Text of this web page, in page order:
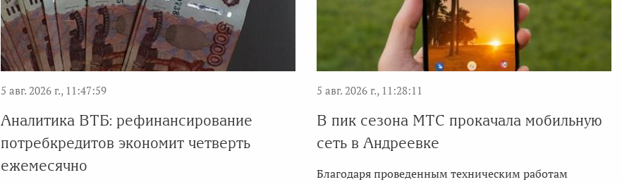
5 авг. 2026 г., 11:47:59
Аналитика ВТБ: рефинансирование
потребкредитов экономит четверть
ежемесячно
5 авг. 2026 г., 11:28:11
В пик сезона МТС прокачала мобильную
сеть в Андреевке
Благодаря проведенным техническим работам